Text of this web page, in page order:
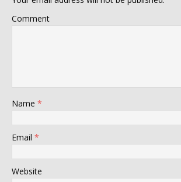
Comment
Name *
Email *
Website